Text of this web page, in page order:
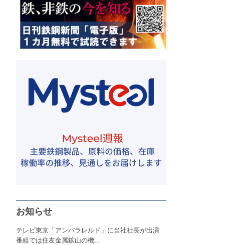
お知らせ
テレビ東京「アンパラレルド」に当社社長が出演
番組では住友金属鉱山の機...